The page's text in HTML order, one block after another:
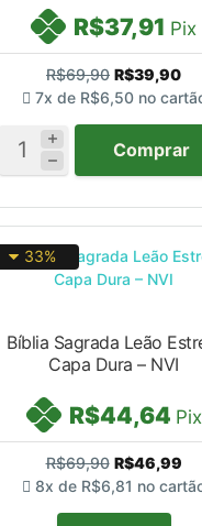
R$37,91 Pix
R$69,90 R$39,90
7x de R$6,50 no
Comprar
33%
Bíblia Sagrada Leão
Capa Dura – NVI
R$44,64 Pix
R$69,90 R$46,99
8x de R$6,81 no